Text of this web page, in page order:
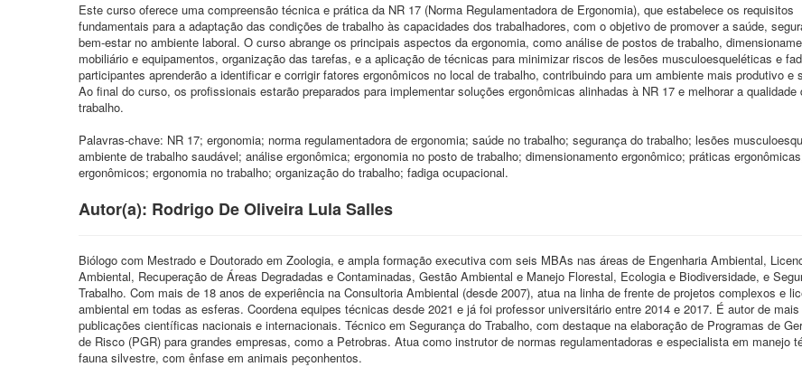
Este curso oferece uma compreensão técnica e prática da NR 17 (Norma Regulamentadora de Ergonomia), que estabelece os requisitos
fundamentais para a adaptação das condições de trabalho às capacidades dos trabalhadores, com o objetivo de promover a saúde,
bem-estar no ambiente laboral. O curso abrange os principais aspectos da ergonomia, como análise de postos de trabalho,
mobiliário e equipamentos, organização das tarefas, e a aplicação de técnicas para minimizar riscos de lesões musculoesqueléticas e
participantes aprenderão a identificar e corrigir fatores ergonômicos no local de trabalho, contribuindo para um ambiente mais produtivo e
Ao final do curso, os profissionais estarão preparados para implementar soluções ergonômicas alinhadas à NR 17 e melhorar a qualidade
trabalho.
Palavras-chave: NR 17; ergonomia; norma regulamentadora de ergonomia; saúde no trabalho; segurança do trabalho; lesões
ambiente de trabalho saudável; análise ergonômica; ergonomia no posto de trabalho; dimensionamento ergonômico; práticas
ergonômicos; ergonomia no trabalho; organização do trabalho; fadiga ocupacional.
Autor(a): Rodrigo De Oliveira Lula Salles
Biólogo com Mestrado e Doutorado em Zoologia, e ampla formação executiva com seis MBAs nas áreas de Engenharia Ambiental,
Ambiental, Recuperação de Áreas Degradadas e Contaminadas, Gestão Ambiental e Manejo Florestal, Ecologia e Biodiversidade, e
Trabalho. Com mais de 18 anos de experiência na Consultoria Ambiental (desde 2007), atua na linha de frente de projetos complexos e
ambiental em todas as esferas. Coordena equipes técnicas desde 2021 e já foi professor universitário entre 2014 e 2017. É autor de
publicações científicas nacionais e internacionais. Técnico em Segurança do Trabalho, com destaque na elaboração de Programas de
de Risco (PGR) para grandes empresas, como a Petrobras. Atua como instrutor de normas regulamentadoras e especialista em manejo
fauna silvestre, com ênfase em animais peçonhentos.